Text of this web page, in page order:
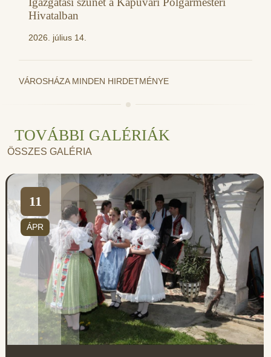
Hivatalban
2026. július 14.
VÁROSHÁZA MINDEN HIRDETMÉNYE
TOVÁBBI GALÉRIÁK
ÖSSZES GALÉRIA
11
ÁPR